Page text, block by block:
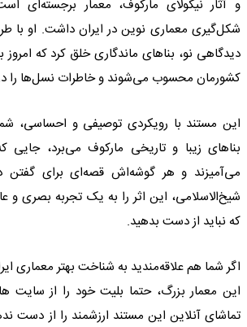
و آثار نیکولای مارکوف، معمار
شکل‌گیری معماری نوین در ایران داشت. او با
دیدگاهی نو، بناهای ماندگاری خلق کرد که
کشورمان محسوب می‌شوند و خاطرات نسل‌ها را
این مستند با رویکردی توصیفی و احساسی،
بناهای زیبا و تاریخی مارکوف می‌برد، جایی
می‌آمیزند و هر گوشه‌اش قصه‌ای برای گفتن
شیخ‌الاسلامی، این اثر را به یک تجربه بصری و
که نباید از دست بدهید.
اگر شما هم علاقه‌مندید به شناخت بهتر معماری
این معمار بزرگ، حتما بلیت خود را از سایت
تماشای آنلاین این مستند ارزشمند را از دست